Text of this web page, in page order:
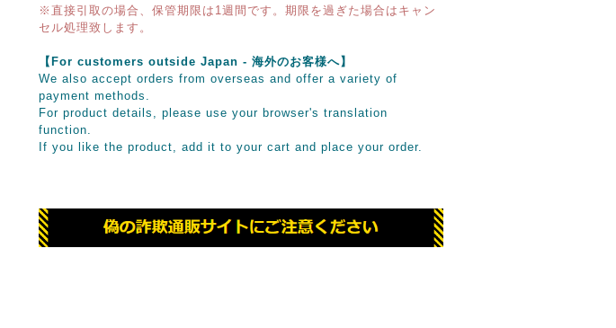
※直接引取の場合、保管期限は1週間です。期限を過ぎた場合はキャン
セル処理致します。
【For customers outside Japan - 海外のお客様へ】
We also accept orders from overseas and offer a variety of
payment methods.
For product details, please use your browser's translation
function.
If you like the product, add it to your cart and place your order.